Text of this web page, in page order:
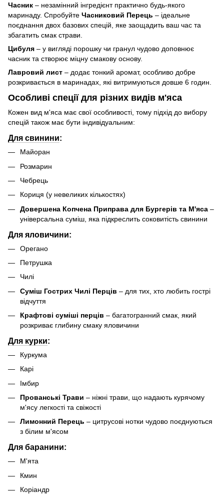
Часник – незамінний інгредієнт практично будь-якого
маринаду. Спробуйте Часниковий Перець – ідеальне
поєднання двох базових спецій, яке заощадить ваш час та
збагатить смак страви.
Цибуля – у вигляді порошку чи гранул чудово доповнює
часник та створює міцну смакову основу.
Лавровий лист – додає тонкий аромат, особливо добре
розкривається в маринадах, які витримуються довше 6 годин.
Особливі спеції для різних видів м'яса
Кожен вид м'яса має свої особливості, тому підхід до вибору
спецій також має бути індивідуальним:
Для свинини:
Майоран
Розмарин
Чебрець
Кориця (у невеликих кількостях)
Довершена Копчена Приправа для Бургерів та М'яса –
універсальна суміш, яка підкреслить соковитість свинини
Для яловичини:
Орегано
Петрушка
Чилі
Суміш Гострих Чилі Перців – для тих, хто любить гострі
відчуття
Крафтові суміші перців – багатогранний смак, який
розкриває глибину смаку яловичини
Для курки:
Куркума
Карі
Імбир
Прованські Трави – ніжні трави, що надають курячому
м'ясу легкості та свіжості
Лимонний Перець – цитрусові нотки чудово поєднуються
з білим м'ясом
Для баранини:
М'ята
Кмин
Коріандр